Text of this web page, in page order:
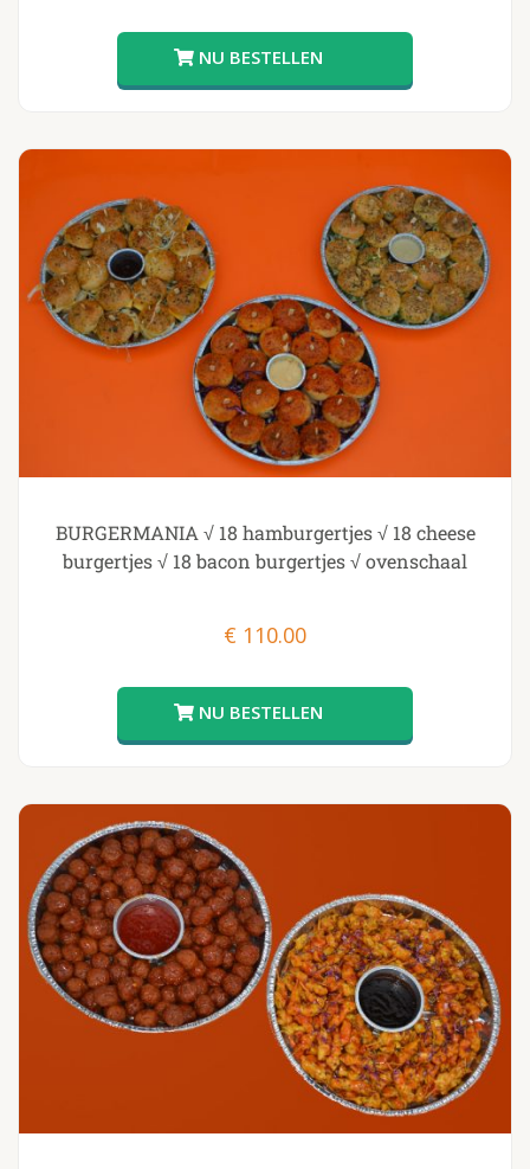
BURGERMANIA √ 18 hamburgertjes √ 18 cheese
burgertjes √ 18 bacon burgertjes √ ovenschaal
€ 110.00